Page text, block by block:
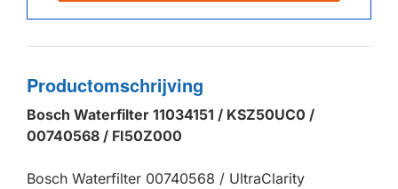
Productomschrijving
Bosch Waterfilter 11034151 / KSZ50UC0 /
00740568 / FI50Z000
Bosch Waterfilter 00740568 / UltraClarity